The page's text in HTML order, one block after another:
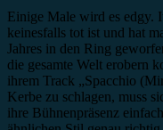
Einige Male wird es edgy.
keinesfalls tot ist und hat
Jahres in den Ring
die gesamte Welt erobern
ihrem Track „Spacchio
Kerbe zu schlagen, muss
ihre Bühnenpräsenz